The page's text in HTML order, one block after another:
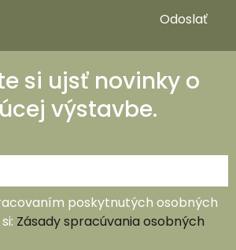
Odoslať
si ujsť novinky o
výstavbe.
poskytnutých osobných
Zásady spracúvania osobných